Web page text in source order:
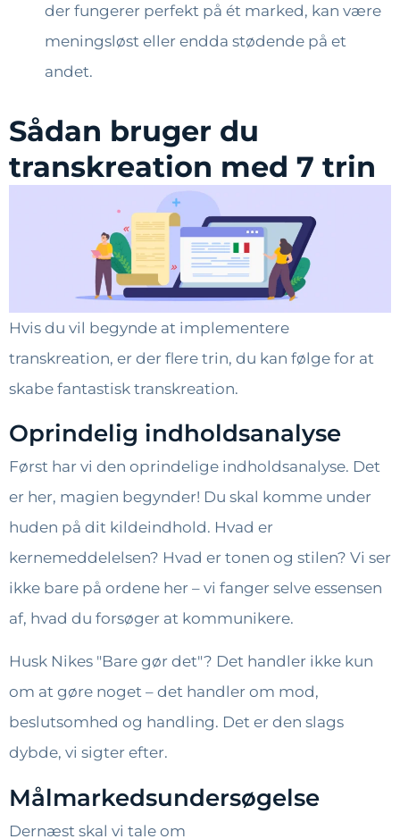
der fungerer perfekt på ét marked, kan være
meningsløst eller endda stødende på et
andet.
Sådan bruger du
transkreation med 7 trin
Hvis du vil begynde at implementere
transkreation, er der flere trin, du kan følge for at
skabe fantastisk transkreation.
Oprindelig indholdsanalyse
Først har vi den oprindelige indholdsanalyse. Det
er her, magien begynder! Du skal komme under
huden på dit kildeindhold. Hvad er
kernemeddelelsen? Hvad er tonen og stilen? Vi ser
ikke bare på ordene her – vi fanger selve essensen
af, hvad du forsøger at kommunikere.
Husk Nikes "Bare gør det"? Det handler ikke kun
om at gøre noget – det handler om mod,
beslutsomhed og handling. Det er den slags
dybde, vi sigter efter.
Målmarkedsundersøgelse
Dernæst skal vi tale om